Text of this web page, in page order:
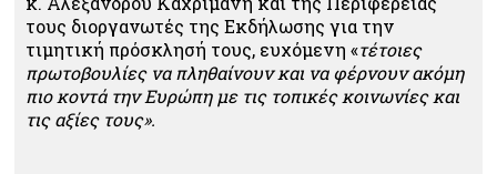
τους διοργανωτές της Εκδήλωσης για την
τιμητική πρόσκλησή τους, ευχόμενη «τέτοιες
πρωτοβουλίες να πληθαίνουν και να φέρνουν ακόμη
πιο κοντά την Ευρώπη με τις τοπικές κοινωνίες και
τις αξίες τους».